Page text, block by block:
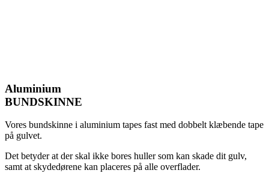
Aluminium
BUNDSKINNE
Vores bundskinne i aluminium tapes fast med dobbelt klæbende tape
på gulvet.
Det betyder at der skal ikke bores huller som kan skade dit gulv,
samt at skydedørene kan placeres på alle overflader.